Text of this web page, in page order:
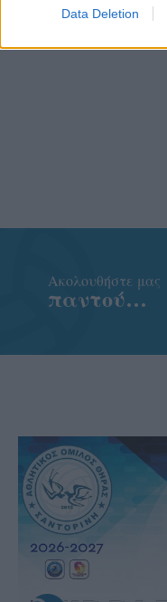
Data Deletion
Aκολουθήστε μας
παντού…